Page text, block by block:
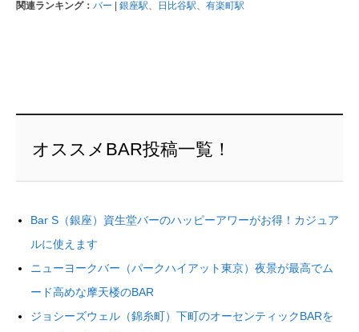
関連ランキング： バー 銀座駅、 日比谷駅、 有楽町駅
オススメBAR投稿一覧！
Bar S（銀座）資生堂バーのハッピーアワーがお得！カジュア
ルに使えます
ニューヨークバー（パークハイアット東京）夜景が最高でム
ード高めな摩天楼のBAR
ジョシーズウェル（錦糸町）下町のオーセンティックBARを